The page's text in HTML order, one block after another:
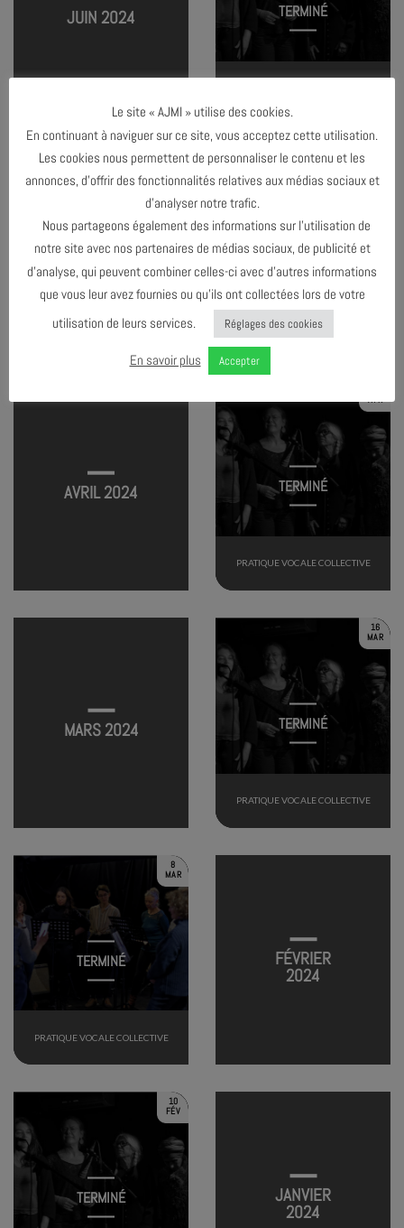
JUIN 2024 TERMINÉ
MAI 2024
PRATIQUE VOCALE COLLECTIVE
TERMINÉ
AVRIL 2024
AVR
PRATIQUE VOCALE COLLECTIVE
TERMINÉ
MARS 2024
16
MAR
PRATIQUE VOCALE COLLECTIVE
TERMINÉ
8
MAR
PRATIQUE VOCALE COLLECTIVE
TERMINÉ FÉVRIER
2024
10
FÉV
TERMINÉ JANVIER
2024
Le site « AJMI » utilise des cookies.
En continuant à naviguer sur ce site, vous acceptez cette utilisation.
Les cookies nous permettent de personnaliser le contenu et les
annonces, d’offrir des fonctionnalités relatives aux médias sociaux et
d’analyser notre trafic.
Nous partageons également des informations sur l’utilisation de
notre site avec nos partenaires de médias sociaux, de publicité et
d’analyse, qui peuvent combiner celles-ci avec d’autres informations
que vous leur avez fournies ou qu’ils ont collectées lors de votre
utilisation de leurs services.
Réglages des cookies
En savoir plus Accepter